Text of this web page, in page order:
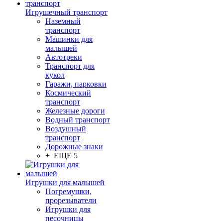
Игрушечный транспорт
Наземный
транспорт
Машинки для
малышей
Автотреки
Транспорт для
кукол
Гаражи, парковки
Космический
транспорт
Железные дороги
Водный транспорт
Воздушный
транспорт
Дорожные знаки
+ ЕЩЕ 5
Игрушки для малышей
Погремушки,
прорезыватели
Игрушки для
песочницы